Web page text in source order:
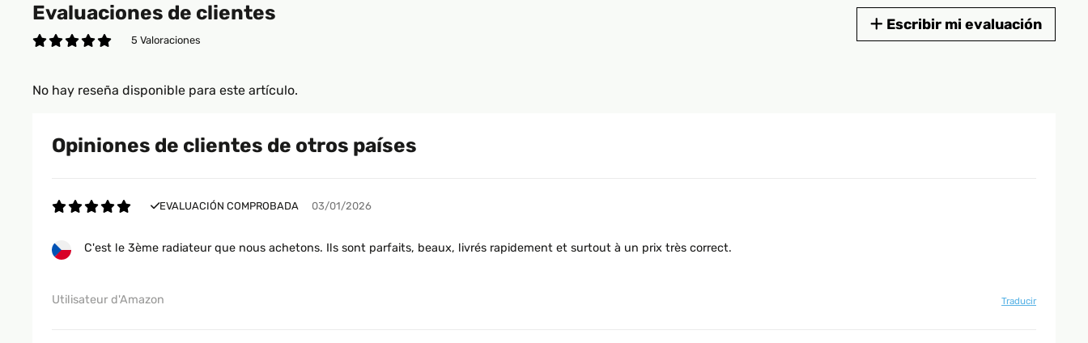
Evaluaciones de clientes
5 Valoraciones
Escribir mi evaluación
No hay reseña disponible para este artículo.
Opiniones de clientes de otros países
EVALUACIÓN COMPROBADA 03/01/2026
C'est le 3ème radiateur que nous achetons. Ils sont parfaits, beaux, livrés rapidement et surtout à un prix très correct.
Utilisateur d'Amazon Traducir